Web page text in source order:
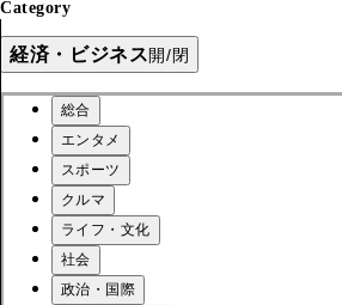
Category
経済・ビジネス開/閉
総合
エンタメ
スポーツ
クルマ
ライフ・文化
社会
政治・国際